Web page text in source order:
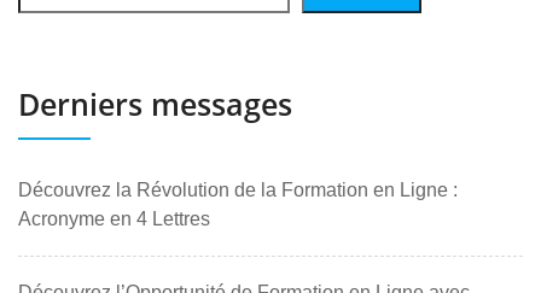
Derniers messages
Découvrez la Révolution de la Formation en Ligne :
Acronyme en 4 Lettres